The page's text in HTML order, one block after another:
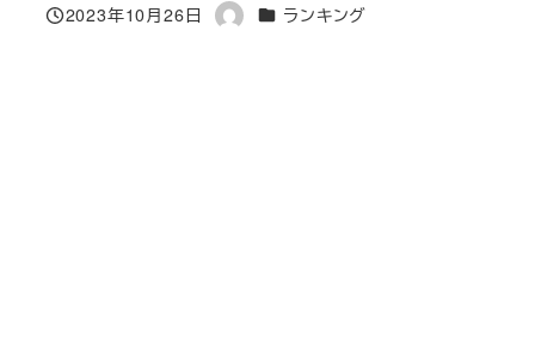
投稿日
2023年10月26日
著
カテゴリー
ランキング